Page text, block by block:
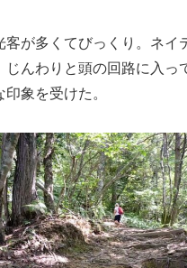
客が多くてびっくり。ネイ
じんわりと頭の回路に入っ
象を受けた。